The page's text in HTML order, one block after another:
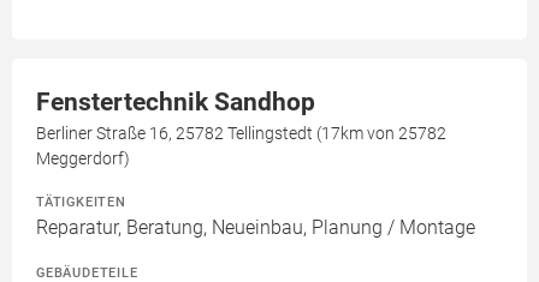
Fenstertechnik Sandhop
Berliner Straße 16, 25782 Tellingstedt (17km von 25782
Meggerdorf)
TÄTIGKEITEN
Reparatur, Beratung, Neueinbau, Planung / Montage
GEBÄUDETEILE